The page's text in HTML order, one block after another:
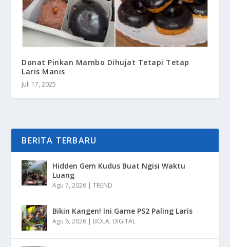
Donat Pinkan Mambo Dihujat Tetapi Tetap
Laris Manis
Juli 17, 2025
BERITA TERBARU
Hidden Gem Kudus Buat Ngisi Waktu
Luang
Agu 7, 2026 |TREND
Bikin Kangen! Ini Game PS2 Paling Laris
Agu 6, 2026 | BOLA, DIGITAL